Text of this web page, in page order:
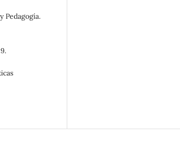
Pedagogía.